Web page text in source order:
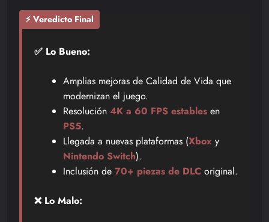
⚡ Veredicto Final
✅ Lo Bueno:
Amplias mejoras de Calidad de Vida que
modernizan el juego.
Resolución 4K a 60 FPS estables en
PS5.
Llegada a nuevas plataformas (Xbox y
Nintendo Switch).
Inclusión de 70+ piezas de DLC original.
❌ Lo Malo: